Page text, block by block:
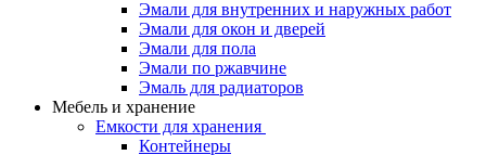
Эмали для внутренних и наружных работ
Эмали для окон и дверей
Эмали для пола
Эмали по ржавчине
Эмаль для радиаторов
Мебель и хранение
Емкости для хранения
Контейнеры